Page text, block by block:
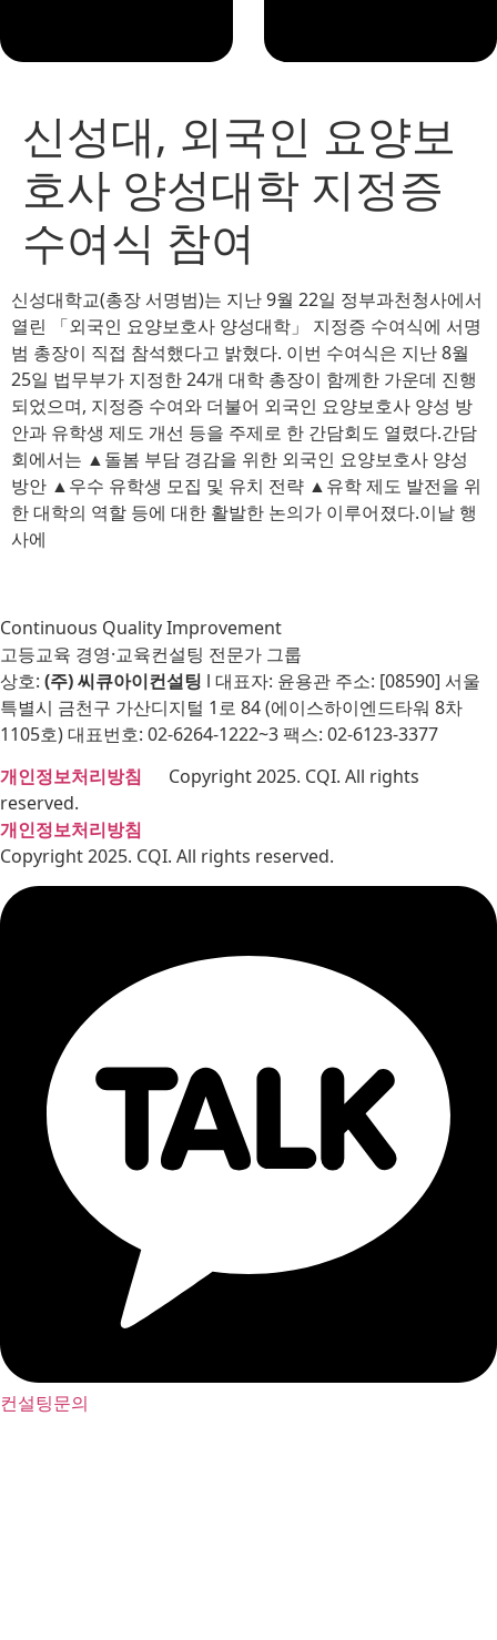
신성대, 외국인 요양보
호사 양성대학 지정증
수여식 참여
신성대학교(총장 서명범)는 지난 9월 22일 정부과천청사에서
열린 「외국인 요양보호사 양성대학」 지정증 수여식에 서명
범 총장이 직접 참석했다고 밝혔다. 이번 수여식은 지난 8월
25일 법무부가 지정한 24개 대학 총장이 함께한 가운데 진행
되었으며, 지정증 수여와 더불어 외국인 요양보호사 양성 방
안과 유학생 제도 개선 등을 주제로 한 간담회도 열렸다.간담
회에서는 ▲돌봄 부담 경감을 위한 외국인 요양보호사 양성
방안 ▲우수 유학생 모집 및 유치 전략 ▲유학 제도 발전을 위
한 대학의 역할 등에 대한 활발한 논의가 이루어졌다.이날 행
사에
Continuous Quality Improvement
고등교육 경영·교육컨설팅 전문가 그룹
상호: (주) 씨큐아이컨설팅 l 대표자: 윤용관 주소: [08590] 서울
특별시 금천구 가산디지털 1로 84 (에이스하이엔드타워 8차
1105호) 대표번호: 02-6264-1222~3 팩스: 02-6123-3377
개인정보처리방침 Copyright 2025. CQI. All rights
reserved.
개인정보처리방침
Copyright 2025. CQI. All rights reserved.
컨설팅문의